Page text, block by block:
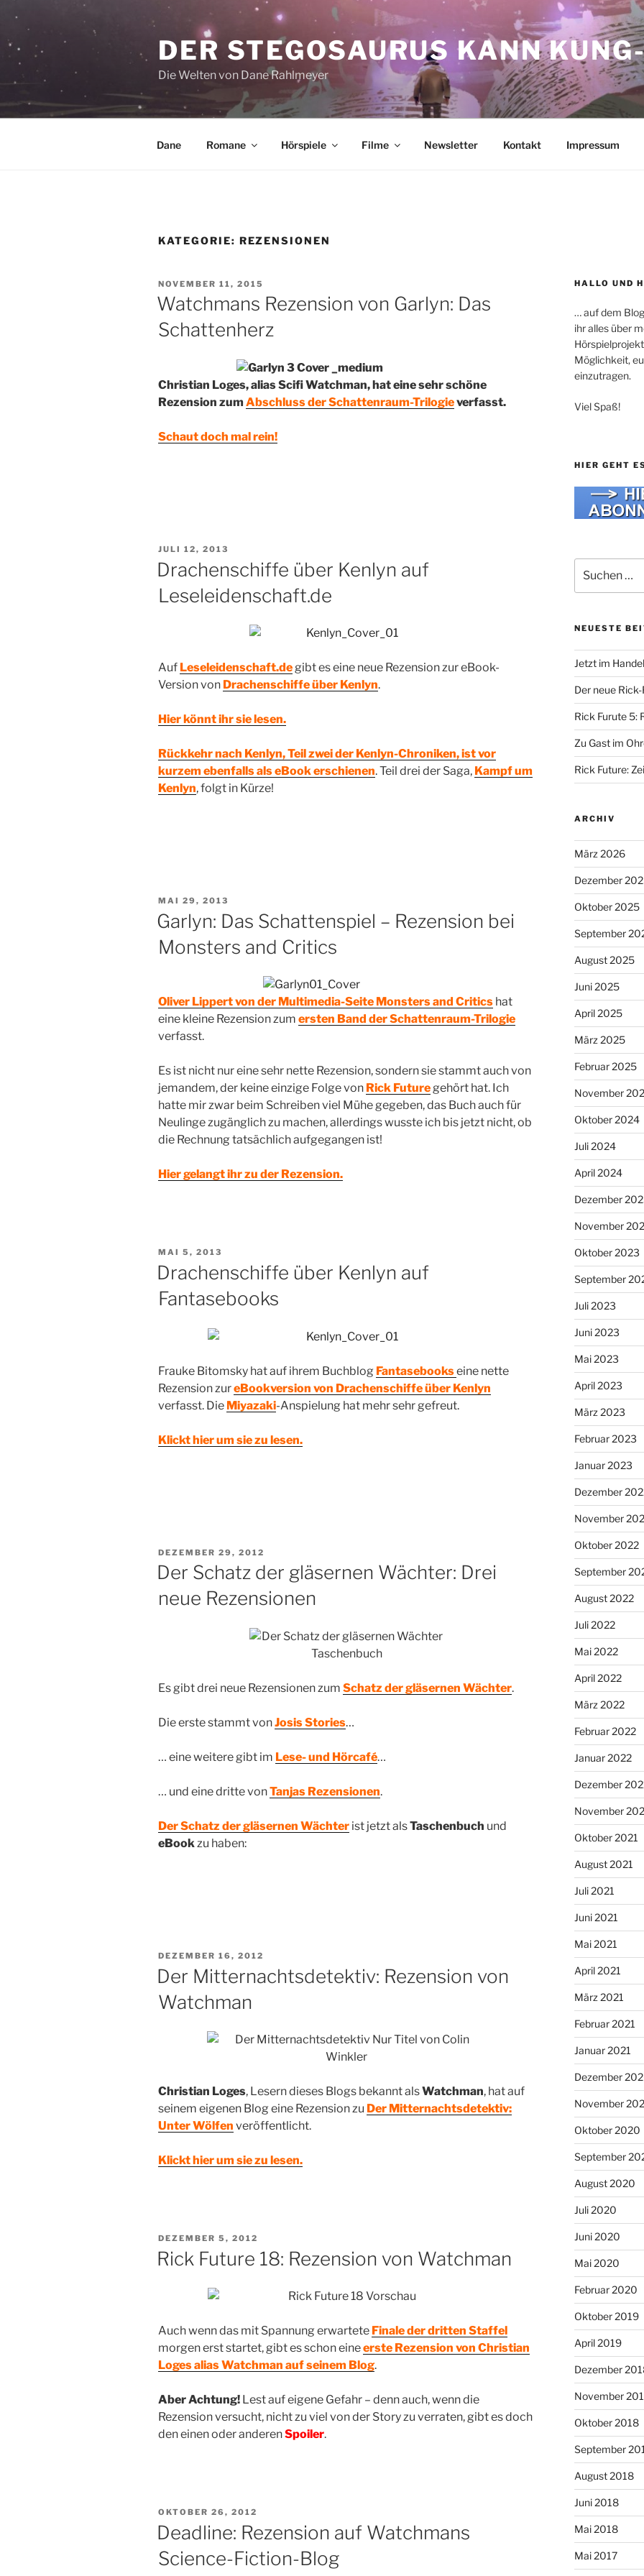
springen
DER STEGOSAURUS KANN
Die Welten von Dane Rahlmeyer
Dane Romane Hörspiele Filme Newsletter Kontakt Impressum
KATEGORIE: REZENSIONEN
VERÖFFENTLICHT
AM
NOVEMBER 11, 2015
Watchmans Rezension von Garlyn: Das
Schattenherz
Christian Loges, alias Scifi Watchman, hat eine sehr schöne
Rezension zum Abschluss der Schattenraum-Trilogieverfasst.
Schaut doch mal rein!
VERÖFFENTLICHT
JULI 12, 2013
Drachenschiffe über Kenlyn auf
Leseleidenschaft.de
Auf Leseleidenschaft.degibt es eine neue Rezension zur eBook-
Version von Drachenschiffe über Kenlyn.
Hier könnt ihr sie lesen.
Rückkehr nach Kenlyn, Teil zwei der Kenlyn-Chroniken, ist vor
kurzem ebenfalls als eBook erschienen. Teil drei der Saga, Kampf um
Kenlyn, folgt in Kürze!
VERÖFFENTLICHT
AM
MAI 29, 2013
Garlyn: Das Schattenspiel – Rezension bei
Monsters and Critics
Oliver Lippert von der Multimedia-Seite Monsters and Critics hat
eine kleine Rezension zum ersten Band der Schattenraum-Trilogie
verfasst.
Es ist nicht nur eine sehr nette Rezension, sondern sie stammt auch von
jemandem, der keine einzige Folge von Rick Futuregehört hat. Ich
hatte mir zwar beim Schreiben viel Mühe gegeben, das Buch auch für
Neulinge zugänglich zu machen, allerdings wusste ich bis jetzt nicht, ob
die Rechnung tatsächlich aufgegangen ist!
Hier gelangt ihr zu der Rezension.
VERÖFFENTLICHT
AM
MAI 5, 2013
Drachenschiffe über Kenlyn auf
Fantasebooks
Frauke Bitomsky hat auf ihrem Buchblog Fantasebookseine nette
Rezension zureBookversion von Drachenschiffe über Kenlyn
verfasst. Die Miyazaki-Anspielung hat mehr sehr gefreut.
Klickt hier um sie zu lesen.
VERÖFFENTLICHT
AM
DEZEMBER 29, 2012
Der Schatz der gläsernen Wächter: Drei
neue Rezensionen
Es gibt drei neue Rezensionen zum Schatz der gläsernen Wächter.
Die erste stammt vonJosis Stories…
… eine weitere gibt im Lese- und Hörcafé…
… und eine dritte vonTanjas Rezensionen.
Der Schatz der gläsernen Wächter ist jetzt alsTaschenbuch und
eBook zu haben:
VERÖFFENTLICHT
DEZEMBER 16, 2012
Der Mitternachtsdetektiv: Rezension von
Watchman
Christian Loges, Lesern dieses Blogs bekannt alsWatchman, hat auf
seinem eigenen Blog eine Rezension zu Der Mitternachtsdetektiv:
Unter Wölfen veröffentlicht.
Klickt hier um sie zu lesen.
VERÖFFENTLICHT
AM
DEZEMBER 5, 2012
Rick Future 18: Rezension von Watchman
Auch wenn das mit Spannung erwartete Finale der dritten Staffel
morgen erst startet, gibt es schon eineerste Rezension von Christian
Loges alias Watchman auf seinem Blog.
Aber Achtung! Lest auf eigene Gefahr – denn auch, wenn die
Rezension versucht, nicht zu viel von der Story zu verraten, gibt es doch
den einen oder anderenSpoiler.
VERÖFFENTLICHT
AM
OKTOBER 26, 2012
Deadline: Rezension auf Watchmans
Science-Fiction-Blog
HALLO UND
… auf dem
ihr alles über
Möglichkeit,
einzutragen.
Viel Spaß!
HIER GEHT
nach:
NEUESTE
Jetzt im
Der neue
Rick Furute 5:
Zu Gast im
Rick Future:
ARCHIV
März 2026
Dezember
Oktober 2025
September
August 2025
Juni 2025
April 2025
März 2025
Februar 2025
November
Oktober 2024
Juli 2024
April 2024
Dezember
November
Oktober 2023
September
Juli 2023
Juni 2023
Mai 2023
April 2023
März 2023
Februar 2023
Januar 2023
Dezember
November
Oktober 2022
September
August 2022
Juli 2022
Mai 2022
April 2022
März 2022
Februar 2022
Januar 2022
Dezember
November
Oktober 2021
August 2021
Juli 2021
Juni 2021
Mai 2021
April 2021
März 2021
Februar 2021
Januar 2021
Dezember
November
Oktober 2020
September
August 2020
Juli 2020
Juni 2020
Mai 2020
Februar 2020
Oktober 2019
April 2019
Dezember
November
Oktober 2018
September
August 2018
Juni 2018
Mai 2018
Mai 2017